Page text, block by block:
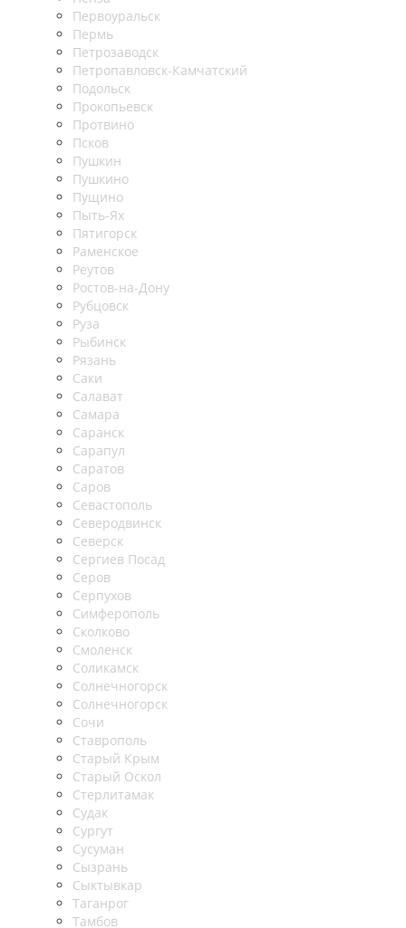
Первоуральск
Пермь
Петрозаводск
Петропавловск-Камчатский
Подольск
Прокопьевск
Протвино
Псков
Пушкин
Пушкино
Пущино
Пыть-Ях
Пятигорск
Раменское
Реутов
Ростов-на-Дону
Рубцовск
Руза
Рыбинск
Рязань
Саки
Салават
Самара
Саранск
Сарапул
Саратов
Саров
Севастополь
Северодвинск
Северск
Сергиев Посад
Серов
Серпухов
Симферополь
Сколково
Смоленск
Соликамск
Солнечногорск
Солнечногорск
Сочи
Ставрополь
Старый Крым
Старый Оскол
Стерлитамак
Судак
Сургут
Сусуман
Сызрань
Сыктывкар
Таганрог
Тамбов